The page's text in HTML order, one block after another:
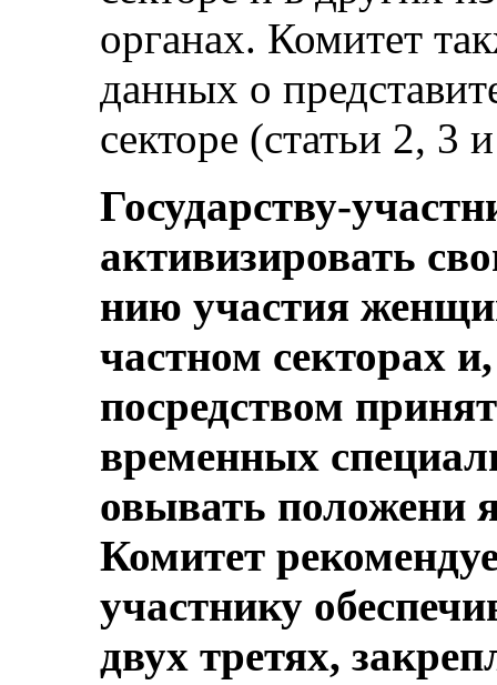
органах. Комитет
данных о
секторе (статьи 2, 3
Государству-
активизировать
нию участия
частном секторах
посредством
временных
овывать положени
Комитет
участнику
двух третях,